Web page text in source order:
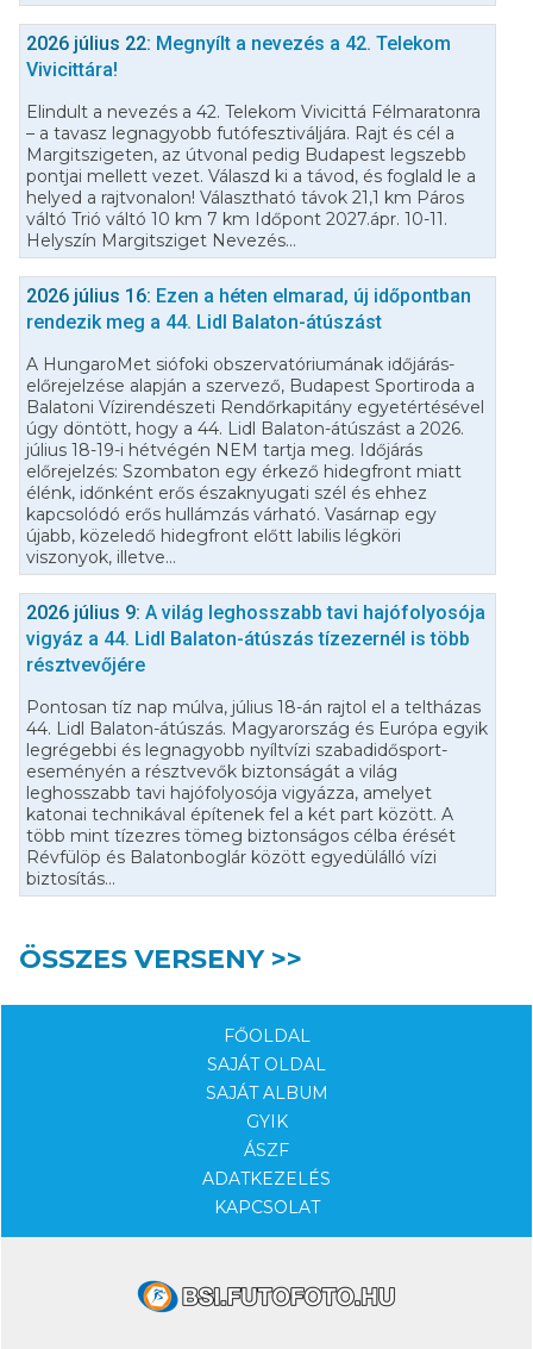
2026 július 22: Megnyílt a nevezés a 42. Telekom
Vivicittára!
Elindult a nevezés a 42. Telekom Vivicittá Félmaratonra
– a tavasz legnagyobb futófesztiváljára. Rajt és cél a
Margitszigeten, az útvonal pedig Budapest legszebb
pontjai mellett vezet. Válaszd ki a távod, és foglald le a
helyed a rajtvonalon! Választható távok 21,1 km Páros
váltó Trió váltó 10 km 7 km Időpont 2027.ápr. 10-11.
Helyszín Margitsziget Nevezés...
2026 július 16: Ezen a héten elmarad, új időpontban
rendezik meg a 44. Lidl Balaton-átúszást
A HungaroMet siófoki obszervatóriumának időjárás-
előrejelzése alapján a szervező, Budapest Sportiroda a
Balatoni Vízirendészeti Rendőrkapitány egyetértésével
úgy döntött, hogy a 44. Lidl Balaton-átúszást a 2026.
július 18-19-i hétvégén NEM tartja meg. Időjárás
előrejelzés: Szombaton egy érkező hidegfront miatt
élénk, időnként erős északnyugati szél és ehhez
kapcsolódó erős hullámzás várható. Vasárnap egy
újabb, közeledő hidegfront előtt labilis légköri
viszonyok, illetve...
2026 július 9: A világ leghosszabb tavi hajófolyosója
vigyáz a 44. Lidl Balaton-átúszás tízezernél is több
résztvevőjére
Pontosan tíz nap múlva, július 18-án rajtol el a teltházas
44. Lidl Balaton-átúszás. Magyarország és Európa egyik
legrégebbi és legnagyobb nyíltvízi szabadidősport-
eseményén a résztvevők biztonságát a világ
leghosszabb tavi hajófolyosója vigyázza, amelyet
katonai technikával építenek fel a két part között. A
több mint tízezres tömeg biztonságos célba érését
Révfülöp és Balatonboglár között egyedülálló vízi
biztosítás...
ÖSSZES VERSENY >>
FŐOLDAL
SAJÁT OLDAL
SAJÁT ALBUM
GYIK
ÁSZF
ADATKEZELÉS
KAPCSOLAT